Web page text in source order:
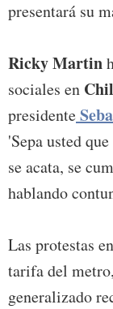
presentará su
Ricky Martin
sociales en
presidente
'Sepa usted
se acata, se
hablando
Las protestas en
tarifa del
generalizado